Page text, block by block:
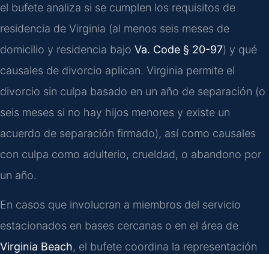
el bufete analiza si se cumplen los requisitos de
residencia de Virginia (al menos seis meses de
domicilio y residencia bajo Va. Code § 20-97) y qué
causales de divorcio aplican. Virginia permite el
divorcio sin culpa basado en un año de separación (o
seis meses si no hay hijos menores y existe un
acuerdo de separación firmado), así como causales
con culpa como adulterio, crueldad, o abandono por
un año.
En casos que involucran a miembros del servicio
estacionados en bases cercanas o en el área de
Virginia Beach, el bufete coordina la representación